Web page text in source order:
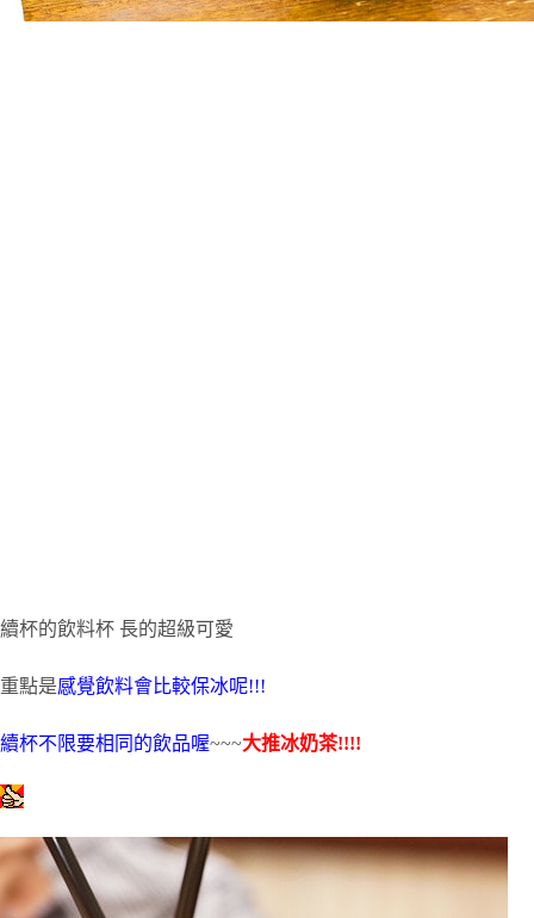
續杯的飲料杯 長的超級可愛
重點是感覺飲料會比較保冰呢!!!
續杯不限要相同的飲品喔~~~大推冰奶茶!!!!